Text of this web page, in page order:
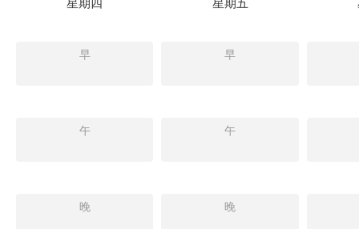
星期四
星期五
早 早
午 午
晚 晚